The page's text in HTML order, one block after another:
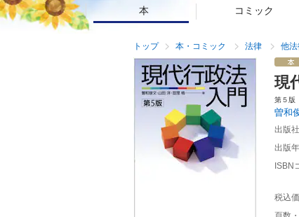
本 コミック
トップ 本・コミック 法律 他法
現
第５版
曽和
出版
出版
ISBN
税込